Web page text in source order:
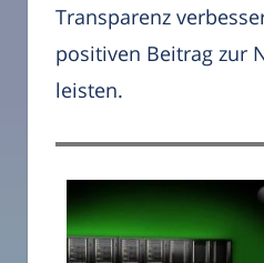
Transparenz
positiven Beitrag zur
leisten.